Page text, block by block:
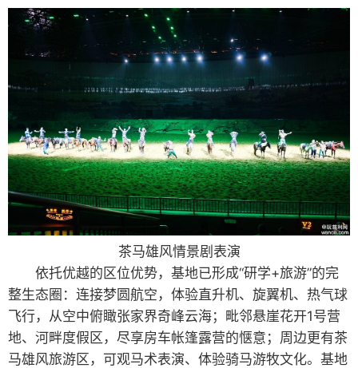
茶马雄风情景剧表演
依托优越的区位优势，基地已形成“研学+旅游”的完
整生态圈：连接梦圆航空，体验直升机、旋翼机、热气球
飞行，从空中俯瞰张家界奇峰云海；毗邻悬崖花开1号营
地、河畔度假区，尽享房车帐篷露营的惬意；周边更有茶
马雄风旅游区，可观马术表演、体验骑马游牧文化。基地